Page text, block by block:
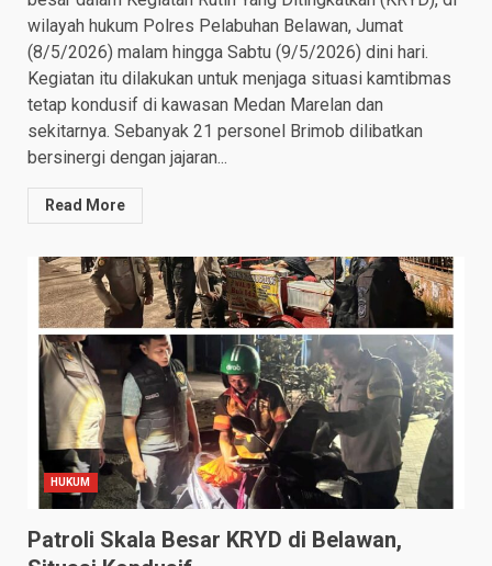
wilayah hukum Polres Pelabuhan Belawan, Jumat
(8/5/2026) malam hingga Sabtu (9/5/2026) dini hari.
Kegiatan itu dilakukan untuk menjaga situasi kamtibmas
tetap kondusif di kawasan Medan Marelan dan
sekitarnya. Sebanyak 21 personel Brimob dilibatkan
bersinergi dengan jajaran...
Read More
HUKUM
Patroli Skala Besar KRYD di Belawan,